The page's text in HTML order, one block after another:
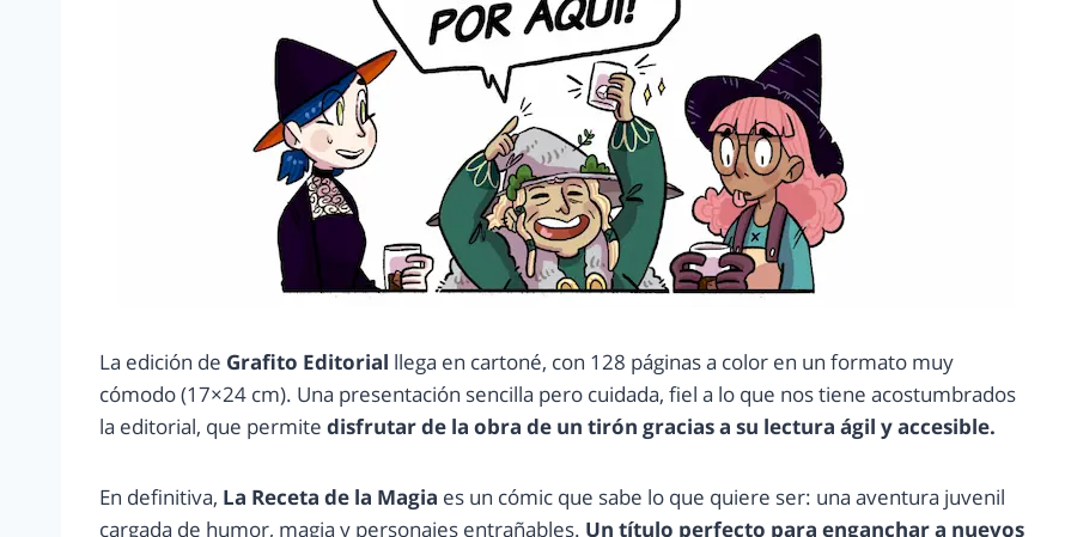
La edición de Grafito Editorial llega en cartoné, con 128 páginas a color en un formato muy
cómodo (17×24 cm). Una presentación sencilla pero cuidada, fiel a lo que nos tiene acostumbrados
la editorial, que permite disfrutar de la obra de un tirón gracias a su lectura ágil y accesible.
En definitiva, La Receta de la Magia es un cómic que sabe lo que quiere ser: una aventura juvenil
cargada de humor, magia y personajes entrañables. Un título perfecto para enganchar a nuevos